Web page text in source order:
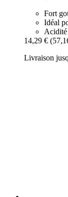
Fort
Idéal
Acidité
14,29 €
Livraison